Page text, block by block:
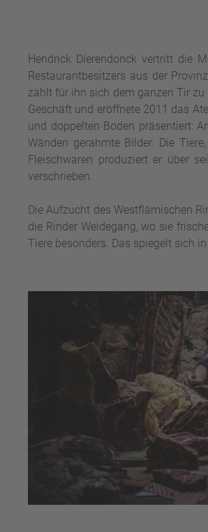
Hendrick Dierendonck vertritt die
Restaurantbesitzers aus der
zählt für ihn sich dem ganzen Tir
Geschäft und eröffnete 2011 das
und doppelten Boden präsentiert:
Wänden gerahmte Bilder. Die
Fleischwaren produziert er über
verschrieben.
Die Aufzucht des Westflämischen
die Rinder Weidegang, wo sie
Tiere besonders. Das spiegelt sich